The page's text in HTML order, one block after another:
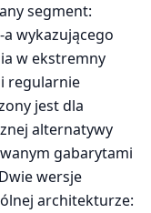
segment:
wykazującego
w ekstremny
regularnie
jest dla
alternatywy
gabarytami
wersje
architekturze: